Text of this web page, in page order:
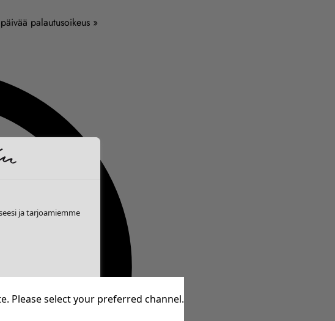
palautusoikeus »
Please select your preferred channel.
ja tarjoamiemme
Aina aktiivinen